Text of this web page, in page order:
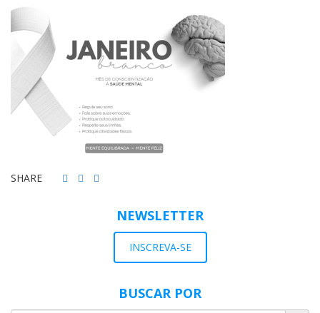
SHARE
NEWSLETTER
INSCREVA-SE
BUSCAR POR